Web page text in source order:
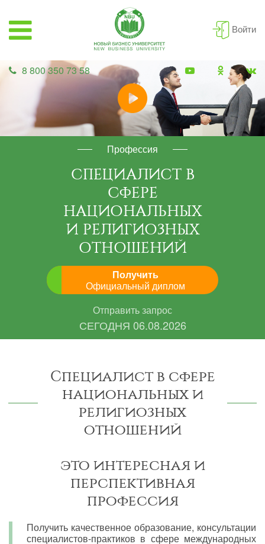
Войти
8 800 350 73 58
Профессия
СПЕЦИАЛИСТ В
СФЕРЕ
НАЦИОНАЛЬНЫХ
И РЕЛИГИОЗНЫХ
ОТНОШЕНИЙ
Получить
Официальный диплом
Отправить запрос
СЕГОДНЯ 06.08.2026
Специалист в сфере
национальных и
религиозных
отношений
это интересная и
перспективная
профессия
Получить качественное образование, консультации
специалистов-практиков в сфере международных